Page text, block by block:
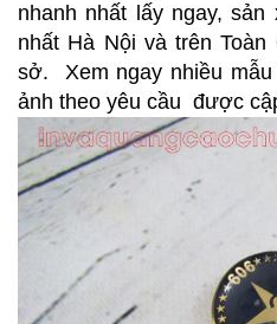
nhanh nhất lấy ngay,
nhất Hà Nội và trên
sở. Xem ngay nhiều mẫu
ảnh theo yêu cầu được